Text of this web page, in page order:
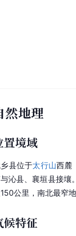
然地理
置境域
县位于太行山西麓
沁县、襄垣县接壤
公里，南北最窄
候特征